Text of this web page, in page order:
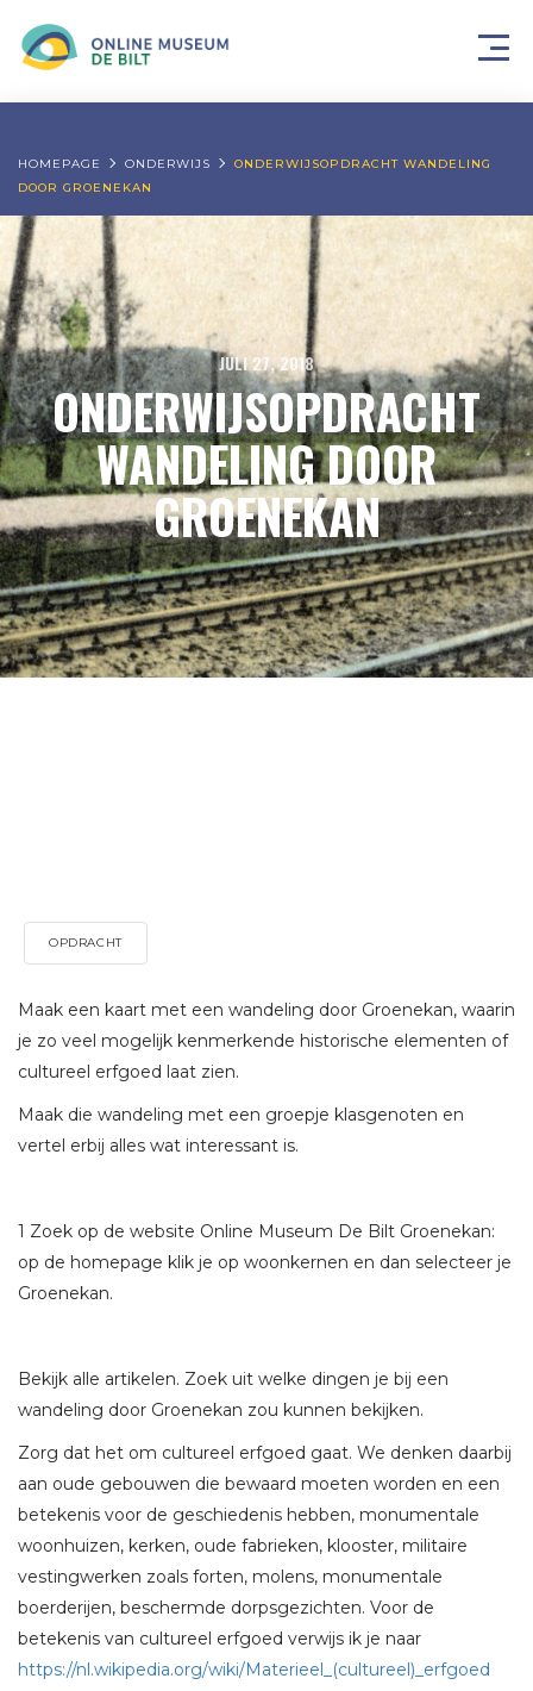
HOMEPAGE ONDERWIJS
ONDERWIJSOPDRACHT WANDELING
DOOR GROENEKAN
JULI 27, 2018
ONDERWIJSOPDRACHT
WANDELING DOOR
GROENEKAN
OPDRACHT
Maak een kaart met een wandeling door Groenekan, waarin
je zo veel mogelijk kenmerkende historische elementen of
cultureel erfgoed laat zien.
Maak die wandeling met een groepje klasgenoten en
vertel erbij alles wat interessant is.
1 Zoek op de website Online Museum De Bilt Groenekan:
op de homepage klik je op woonkernen en dan selecteer je
Groenekan.
Bekijk alle artikelen. Zoek uit welke dingen je bij een
wandeling door Groenekan zou kunnen bekijken.
Zorg dat het om cultureel erfgoed gaat. We denken daarbij
aan oude gebouwen die bewaard moeten worden en een
betekenis voor de geschiedenis hebben, monumentale
woonhuizen, kerken, oude fabrieken, klooster, militaire
vestingwerken zoals forten, molens, monumentale
boerderijen, beschermde dorpsgezichten. Voor de
betekenis van cultureel erfgoed verwijs ik je naar
https://nl.wikipedia.org/wiki/Materieel_(cultureel)_erfgoed